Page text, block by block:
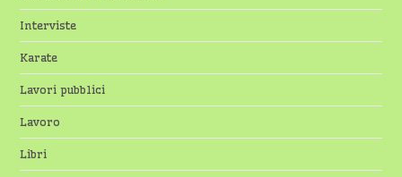
Interviste
Karate
Lavori pubblici
Lavoro
Libri